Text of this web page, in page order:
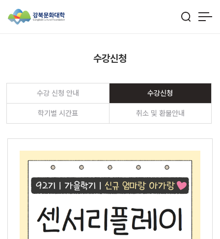
수강신청
수강 신청 안내 수강신청
학기별 시간표 취소 및 환불안내